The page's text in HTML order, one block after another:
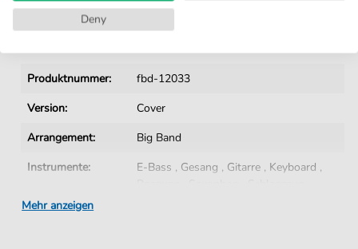
Produktnummer:
fbd-12033
Version:
Cover
Arrangement:
Big Band
Instrumente:
E-Bass , Gesang , Gitarre , Keyboard ,
Mehr anzeigen
Deny